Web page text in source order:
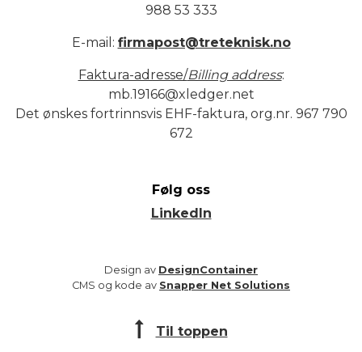
988 53 333
E-mail: firmapost@treteknisk.no
Faktura-adresse/Billing address:
mb.19166@xledger.net
Det ønskes fortrinnsvis EHF-faktura, org.nr. 967 790
672
Følg oss
LinkedIn
Design av DesignContainer
CMS og kode av Snapper Net Solutions
Til toppen